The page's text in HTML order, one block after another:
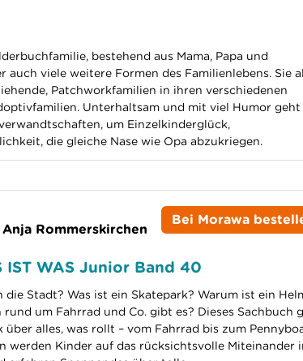
bestehend aus Mama, Papa und
auch viele weitere Formen des Familienlebens. Sie
Patchworkfamilien in ihren verschiedenen
Unterhaltsam und mit viel Humor geht
um Einzelkinderglück,
die gleiche Nase wie Opa abzukriegen.
Rommerskirchen
Bei Morawa
WAS Junior Band 40
Stadt? Was ist ein Skatepark? Warum ist ein
um Fahrrad und Co. gibt es? Dieses Sachbuch
alles, was rollt – vom Fahrrad bis zum
werden Kinder auf das rücksichtsvolle Miteinander